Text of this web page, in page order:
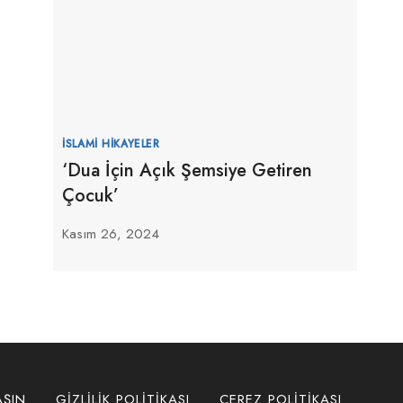
İSLAMI HIKAYELER
‘Dua İçin Açık Şemsiye Getiren
Çocuk’
Kasım 26, 2024